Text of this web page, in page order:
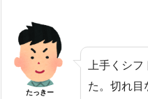
たっきー
上手くシフ
た。切れ目